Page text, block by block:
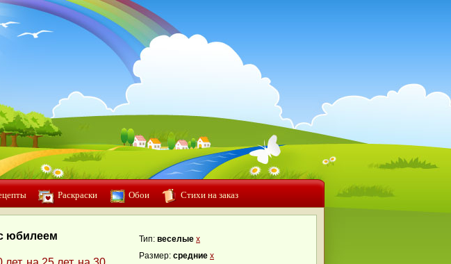
Раскраски Обои Стихи на заказ
юбилеем Тип: веселые x
Размер: средние x